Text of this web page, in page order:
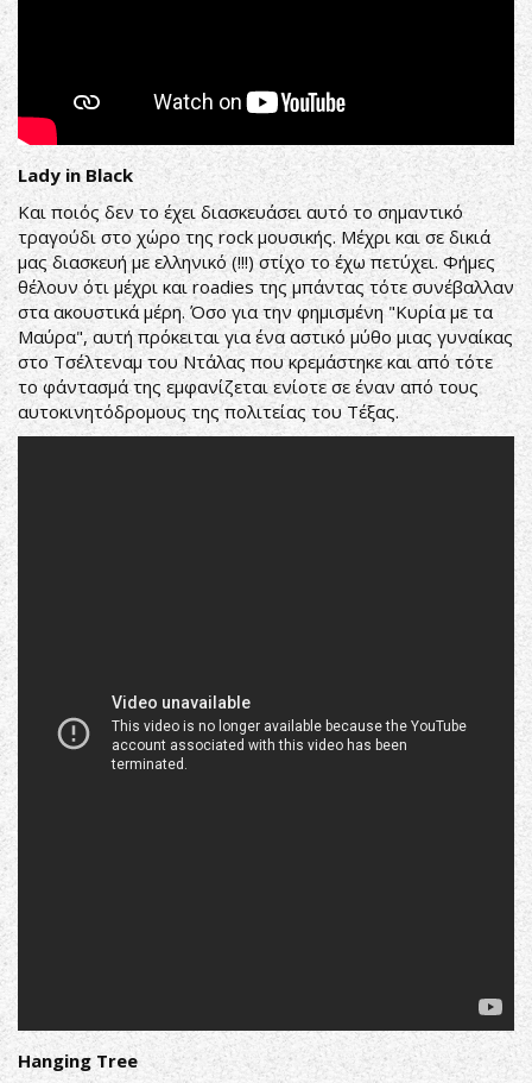
Lady in Black
Και ποιός δεν το έχει διασκευάσει αυτό το σημαντικό
τραγούδι στο χώρο της rock μουσικής. Μέχρι και σε δικιά
μας διασκευή με ελληνικό (!!!) στίχο το έχω πετύχει. Φήμες
θέλουν ότι μέχρι και roadies της μπάντας τότε συνέβαλλαν
στα ακουστικά μέρη. Όσο για την φημισμένη "Κυρία με τα
Μαύρα", αυτή πρόκειται για ένα αστικό μύθο μιας γυναίκας
στο Τσέλτεναμ του Ντάλας που κρεμάστηκε και από τότε
το φάντασμά της εμφανίζεται ενίοτε σε έναν από τους
αυτοκινητόδρομους της πολιτείας του Τέξας.
Hanging Tree